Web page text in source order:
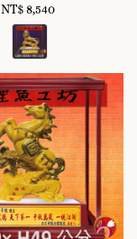
Regular
price
NT$ 8,540